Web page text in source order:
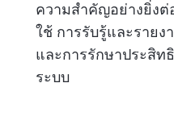
ความสำคัญอย่างยิ่ง
ใช้ การรับรู้และราย
และการรักษาประสิท
ระบบ